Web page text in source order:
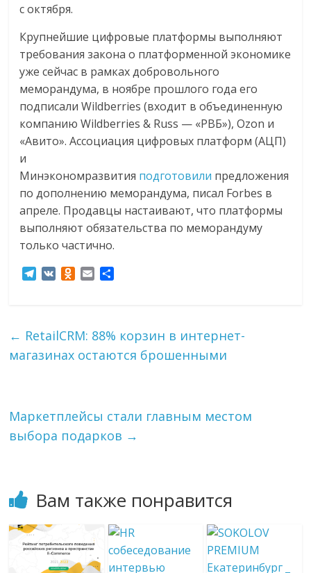
с октября.
Крупнейшие цифровые платформы выполняют
требования закона о платформенной экономике
уже сейчас в рамках добровольного
меморандума, в ноябре прошлого года его
подписали Wildberries (входит в объединенную
компанию Wildberries & Russ — «РВБ»), Ozon и
«Авито». Ассоциация цифровых платформ (АЦП)
и
Минэкономразвития подготовили предложения
по дополнению меморандума, писал Forbes в
апреле. Продавцы настаивают, что платформы
выполняют обязательства по меморандуму
только частично.
T
g
r
a
O
k
l
a
i
i
l
в
и
← RetailCRM: 88% корзин в интернет-
магазинах остаются брошенными
Маркетплейсы стали главным местом
выбора подарков →
Вам также понравится